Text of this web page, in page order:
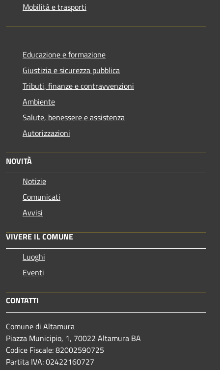
Mobilità e trasporti
Educazione e formazione
Giustizia e sicurezza pubblica
Tributi, finanze e contravvenzioni
Ambiente
Salute, benessere e assistenza
Autorizzazioni
NOVITÀ
Notizie
Comunicati
Avvisi
VIVERE IL COMUNE
Luoghi
Eventi
CONTATTI
Comune di Altamura
Piazza Municipio, 1, 70022 Altamura BA
Codice Fiscale: 82002590725
Partita IVA: 02422160727